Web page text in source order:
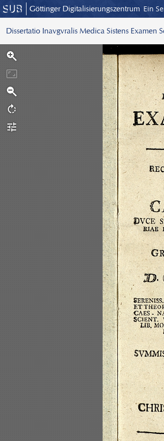
Göttinger Digitalisierungszentrum Ein
Dissertatio Inavgvralis Medica Sistens Examen